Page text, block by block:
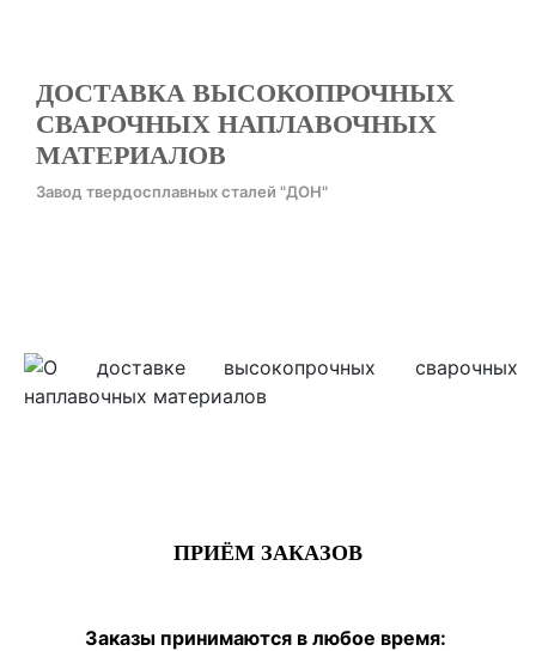
ДОСТАВКА ВЫСОКОПРОЧНЫХ
СВАРОЧНЫХ НАПЛАВОЧНЫХ
МАТЕРИАЛОВ
Завод твердосплавных сталей "ДОН"
ПРИЁМ ЗАКАЗОВ
Заказы принимаются в любое время: